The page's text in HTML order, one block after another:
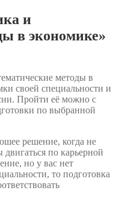
и
в экономике»
методы в
своей специальности и
Пройти её можно с
по выбранной
решение, когда не
по карьерной
но у вас нет
то подготовка